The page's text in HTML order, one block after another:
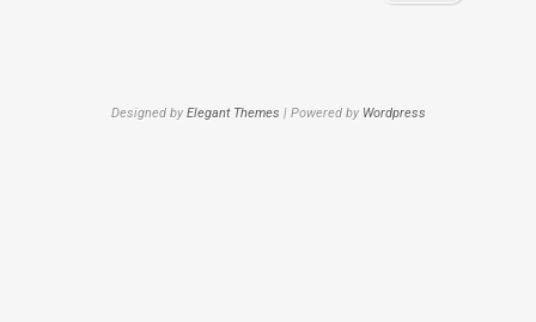
Designed by Elegant Themes | Powered by Wordpress